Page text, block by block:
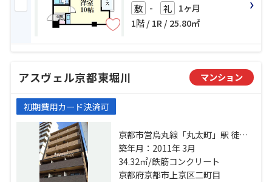
敷 - 礼 1ヶ月
1階 / 1R / 25.80㎡
アスヴェル京都東堀川 マンション
初期費用カード決済可
京都市営烏丸線「丸太町」駅 徒歩
15分 京都市営烏丸線「今出川」
駅 徒歩15分 京都地下鉄東西線「二
条城前」駅 徒歩18分
築年月：2011年 3月
34.32㎡/鉄筋コンクリート
京都府京都市上京区二町目